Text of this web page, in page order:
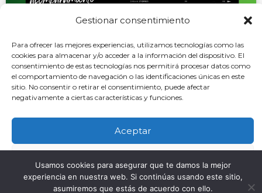
Gestionar consentimiento
Para ofrecer las mejores experiencias, utilizamos tecnologías como las
cookies para almacenar y/o acceder a la información del dispositivo. El
consentimiento de estas tecnologías nos permitirá procesar datos como
el comportamiento de navegación o las identificaciones únicas en este
sitio. No consentir o retirar el consentimiento, puede afectar
negativamente a ciertas características y funciones.
Aceptar
Ver preferencias
marketing y permitir este contenido
Oficina
C/ Comandante Díaz Trayter, 67 35600 Puerto del Rosario, Las
Palmas
Usamos cookies para asegurar que te damos la mejor
experiencia en nuestra web. Si continúas usando este sitio,
asumiremos que estás de acuerdo con ello.